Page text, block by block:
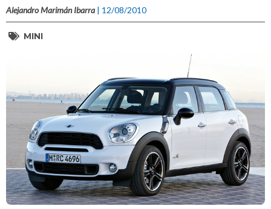
Alejandro Marimán Ibarra | 12/08/2010
MINI